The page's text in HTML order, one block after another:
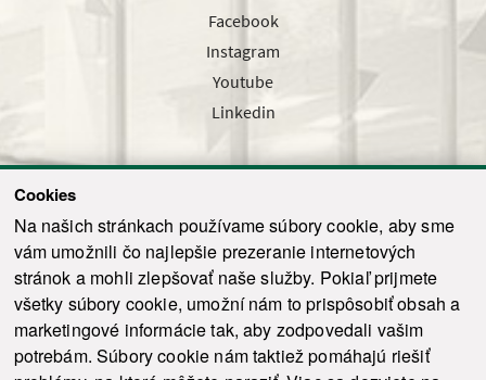
Cookies
Na našich stránkach používame súbory cookie, aby sme
vám umožnili čo najlepšie prezeranie internetových
stránok a mohli zlepšovať naše služby. Pokiaľ prijmete
všetky súbory cookie, umožní nám to prispôsobiť obsah a
marketingové informácie tak, aby zodpovedali vašim
potrebám. Súbory cookie nám taktiež pomáhajú riešiť
Facebook
Instagram
Youtube
Linkedin
Odoslať